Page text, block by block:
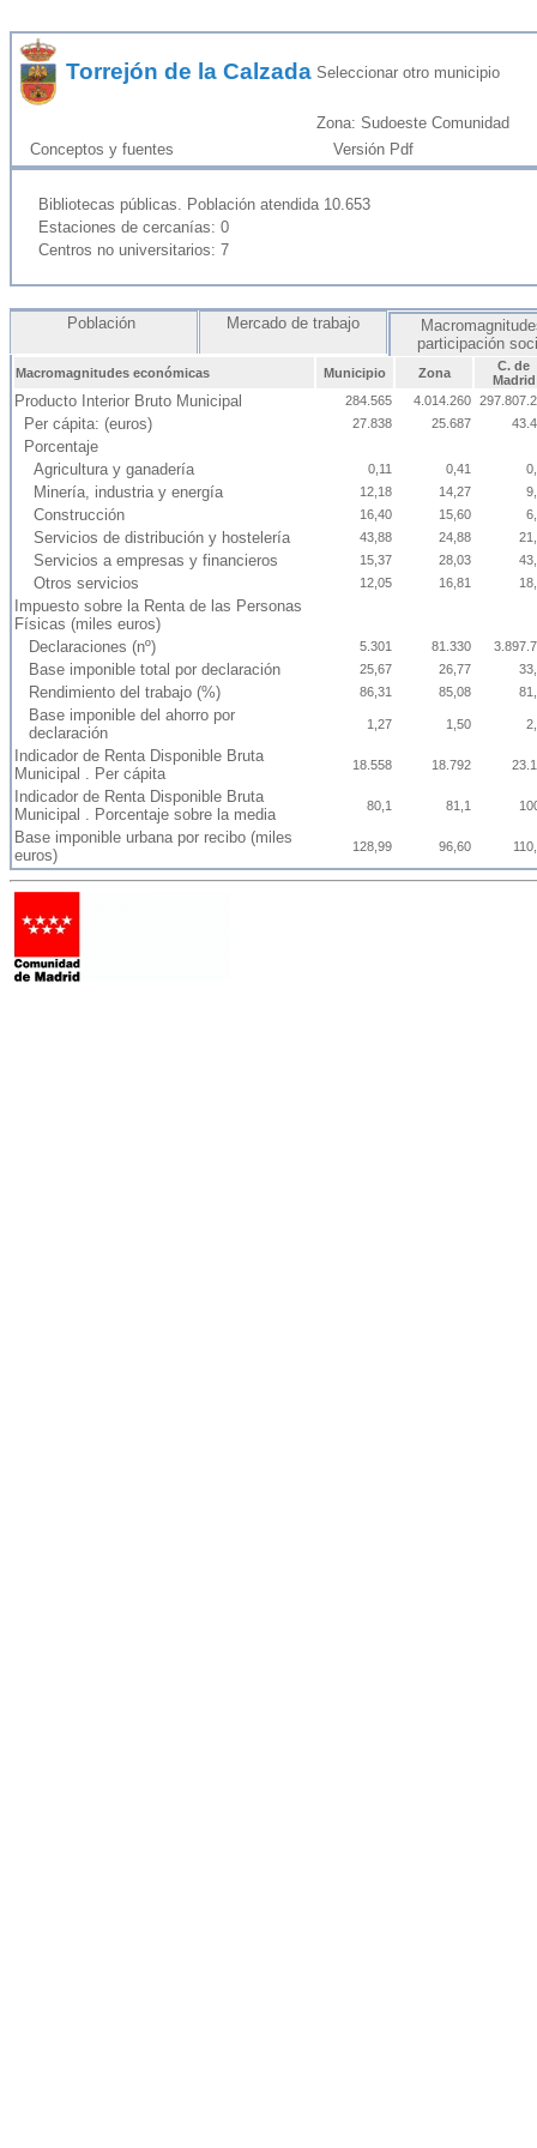
Torrejón de la Calzada Seleccionar otro municipio
Zona: Sudoeste Comunidad
Conceptos y fuentes
Versión Pdf
Bibliotecas públicas. Población atendida 10.653
Estaciones de cercanías: 0
Centros no universitarios: 7
Población Mercado de trabajo
participación
Macromagnitudes económicas Municipio Zona
C. de
Madrid
Producto Interior Bruto Municipal 284.565 4.014.260
Per cápita: (euros) 27.838 25.687
Porcentaje
Agricultura y ganadería
0,11 0,41
Minería, industria y energía 12,18 14,27
Construcción 16,40 15,60
Servicios de distribución y hostelería 43,88 24,88
Servicios a empresas y financieros 15,37 28,03
Otros servicios 12,05 16,81
Impuesto sobre la Renta de las Personas
Físicas (miles euros)
Declaraciones (nº)
5.301 81.330
Base imponible total por declaración 25,67 26,77
Rendimiento del trabajo (%) 86,31 85,08
Base imponible del ahorro por
declaración
1,27 1,50
Indicador de Renta Disponible Bruta
Municipal . Per cápita
18.558 18.792
Indicador de Renta Disponible Bruta
Municipal . Porcentaje sobre la media
80,1 81,1
Base imponible urbana por recibo (miles
euros)
128,99 96,60